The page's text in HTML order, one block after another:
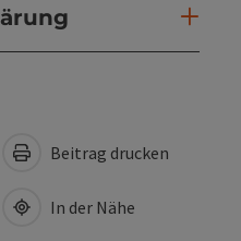
Beitrag drucken
In der Nähe